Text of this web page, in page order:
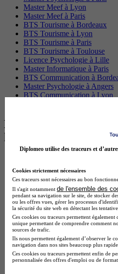
Master Meef à Lyon
Master Meef à Paris
BTS Tourisme à Bordeaux
BTS Tourisme à Lyon
BTS Tourisme à Paris
BTS Tourisme à Toulouse
Licence Psychologie à Lille
Master Informatique à Paris
BTS Communication à
Master Psychologie à Angers
BTS Communication à Lyon
Les intitulés de
les plus recherchés
BTS Dietetique en alternance
BTS Mco en alternance
BTS Pi en alternance
BTS Sp3s en alternance
Master CCA en alternance
BTS Ndrc en alternance
BTS Sam en alternance
Cap Fleuriste en alternance
BTS Sio en alternance
MSc Marketing Digital en
BTS Gpme en alternance
Cap Electricien en alternance
Diplomeo utilise des traceurs et
Cookies strictement nécessaires
Ces traceurs sont nécessaires au bon
Il s'agit notamment de l'ensemble des
pendant sa navigation sur le site, de stocker
ou les offres vues, gérer les processus
la sécurité du site web en détectant les
Ces cookies ou traceurs permettent
unique permettant de comprendre comment
sources de trafic.
Ils nous permettent également d’observer le
navigation dans nos sites beaucoup plus
Ces cookies ou traceurs permettent enfin de
personnalisée des offres d'emploi ou de